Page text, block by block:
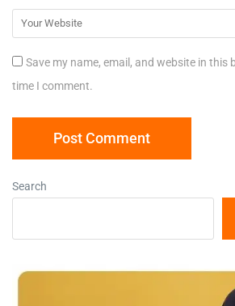
Save my name, email, and website in this
time I comment.
Search